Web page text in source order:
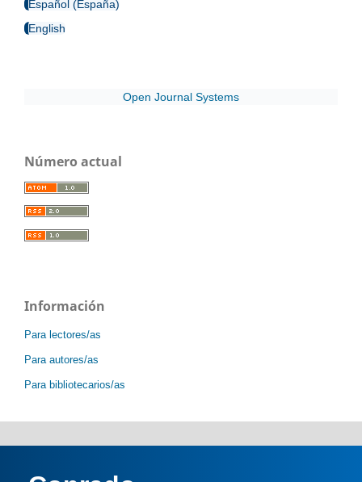
Español (España)
English
Open Journal Systems
Número actual
Información
Para lectores/as
Para autores/as
Para bibliotecarios/as